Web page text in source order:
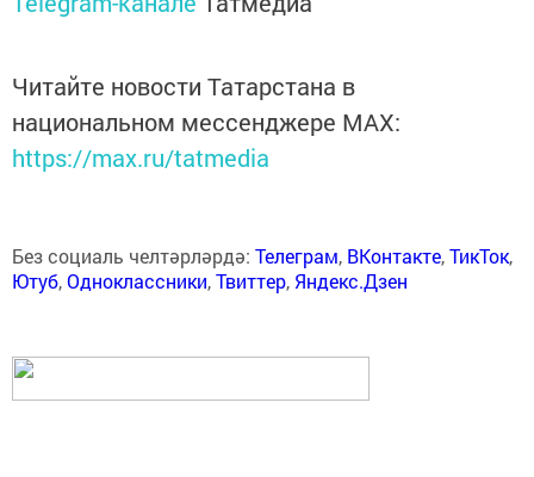
Читайте новости Татарстана в
национальном мессенджере MАХ:
https://max.ru/tatmedia
Без социаль челтәрләрдә: Телеграм, ВКонтакте,ТикТок,
Ютуб,Одноклассники,Твиттер, Яндекс.Дзен